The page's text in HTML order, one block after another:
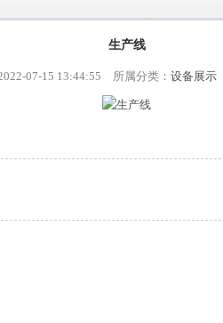
生产线
07-15 13:44:55 所属分类： 设备展示